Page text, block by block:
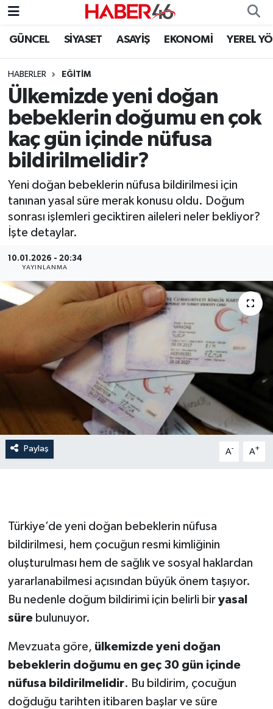
GÜNCEL SİYASET ASAYİŞ EKONOMİ YEREL
HABERLER EĞİTİM
Ülkemizde yeni doğan
bebeklerin doğumu en çok
kaç gün içinde nüfusa
bildirilmelidir?
Yeni doğan bebeklerin nüfusa bildirilmesi için
tanınan yasal süre merak konusu oldu. Doğum
sonrası işlemleri geciktiren aileleri neler bekliyor?
İşte detaylar.
10.01.2026 - 20:34
YAYINLANMA
Paylaş A- A+
Türkiye’de yeni doğan bebeklerin nüfusa
bildirilmesi, hem çocuğun resmi kimliğinin
oluşturulması hem de sağlık ve sosyal haklardan
yararlanabilmesi açısından büyük önem taşıyor.
Bu nedenle doğum bildirimi için belirli bir yasal
sürebulunuyor.
Mevzuata göre, ülkemizde yeni doğan
bebeklerin doğumu en geç 30 gün içinde
nüfusa bildirilmelidir. Bu bildirim, çocuğun
doğduğu tarihten itibaren başlar ve süre
GÜNCEL
SİYASET
EKONOMİ
SPOR
YAŞAM
TEKNOLOJİ
SAĞLIK
EĞİTİM
İLÇE HABERLERİ
KÜLTÜR-SANAT
KSÜ
DÜNYA
ROPORTAJ
MAGAZİN
MEDYA
SEÇİM 2011
ÜÇÜNCÜ SAYFA
Yemek
SİVİL TOPLUM
Nöbetçi Eczaneler
Hava Durumu
Kahramanmaraş Namaz Vakitleri
Trafik Durumu
Süper Lig Puan Durumu ve Fikstür
Tüm Manşetler
Son Dakika Haberleri
Haber Arşivi